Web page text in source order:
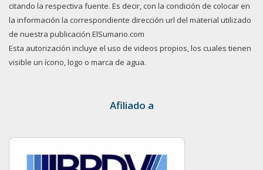
citando la respectiva fuente. Es decir, con la condición de colocar en
la información la correspondiente dirección url del material utilizado
de nuestra publicación ElSumario.com
Esta autorización incluye el uso de videos propios, los cuales tienen
visible un ícono, logo o marca de agua.
Afiliado a